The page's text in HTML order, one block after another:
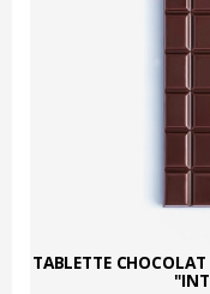
TABLETTE